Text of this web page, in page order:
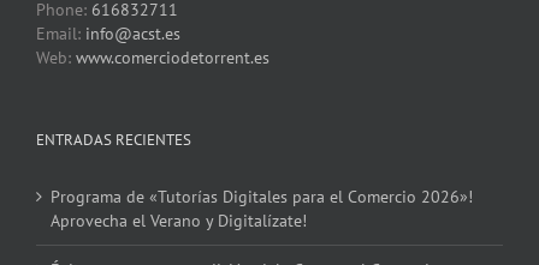
Phone: 616832711
Email: info@acst.es
Web: www.comerciodetorrent.es
ENTRADAS RECIENTES
Programa de «Tutorías Digitales para el Comercio 2026»!
Aprovecha el Verano y Digitalízate!